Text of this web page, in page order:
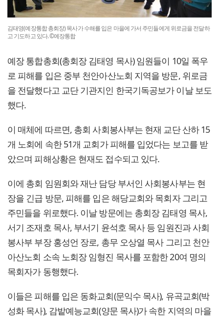
김태영(예장통합 총회장) 목사가 수해를 입은 마을에 가서 주민들에게 위로금을 전달하
고 기도하고 있다. ©예장통합
예장 통합총회(총회장 김태영 목사) 임원들이 10일 폭우
로 피해를 입은 중부 천안아산노회 지역을 방문, 위로금
을 전달했다고 교단 기관지인 한국기독공보가 이날 보도
했다.
이 매체에 따르면, 총회 사회봉사부는 현재 교단 산하 15
개 노회에 속한 51개 교회가 피해를 입었다는 보고를 받
았으며 피해상황은 현재도 접수되고 있다.
이에 총회 임원회와 재난 담당 부서인 사회봉사부는 현
장을 긴급 방문, 피해를 입은 해당교회와 목회자 그리고
주민들을 위로했다. 이날 방문에는 총회장 김태영 목사,
서기 조재호 목사, 부서기 윤석호 목사 등 임원진과 사회
봉사부 부장 홍성언 장로, 총무 오상열 목사 그리고 천안
아산노회 소속 노회장 임형진 목사를 포함한 20여 명의
목회자가 동행했다.
이들은 피해를 입은 동화교회(문익수 목사), 유곡교회(박
성화 목사), 감밭예능교회(양문 목사)가 속한 지역의 마을